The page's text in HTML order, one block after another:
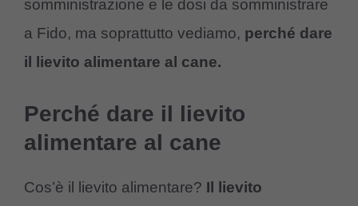
somministrazione e le dosi da somministrare
a Fido, ma soprattutto vediamo, perché dare
il lievito alimentare al cane.
Perché dare il lievito
alimentare al cane
Cos’è il lievito alimentare? Il lievito